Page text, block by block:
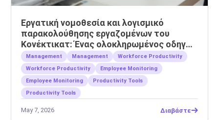
Εργατική νομοθεσία και λογισμικό
παρακολούθησης εργαζομένων του
Κονέκτικατ: Ένας ολοκληρωμένος οδηγός
για εργοδότες
Management Management
Workforce Productivity
Workforce Productivity
Employee Monitoring
Employee Monitoring
Productivity Tools
Productivity Tools
May 7, 2026 Διαβάστε